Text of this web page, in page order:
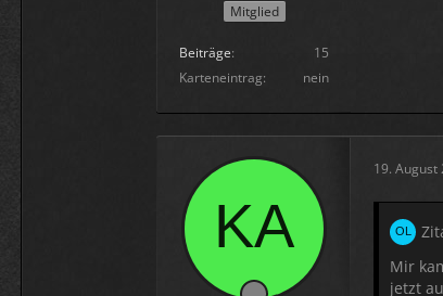
Mitglied
Beiträge
15
Karteneintrag
nein
19. August
Mir
jetzt